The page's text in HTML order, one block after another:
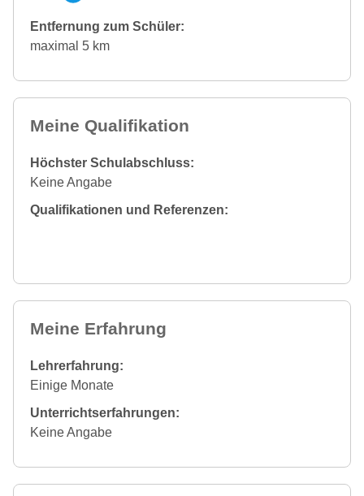
Entfernung zum Schüler:
maximal 5 km
Meine Qualifikation
Höchster Schulabschluss:
Keine Angabe
Qualifikationen und Referenzen:
Meine Erfahrung
Lehrerfahrung:
Einige Monate
Unterrichtserfahrungen:
Keine Angabe